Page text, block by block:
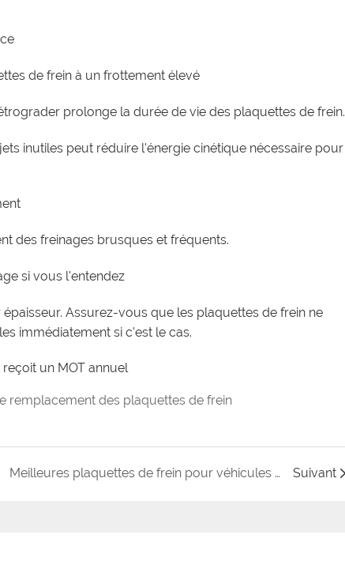
de frein à un frottement élevé
prolonge la durée de vie des plaquettes de frein.
inutiles peut réduire l'énergie cinétique nécessaire pour
des freinages brusques et fréquents.
si vous l'entendez
Assurez-vous que les plaquettes de frein ne
immédiatement si c'est le cas.
un MOT annuel
remplacement des plaquettes de frein
Meilleures plaquettes de frein pour véhicules électriques (véhicules électriques) Suivant